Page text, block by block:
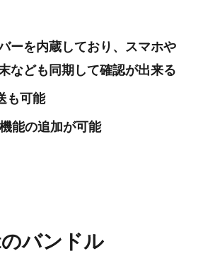
ーを内蔵しており、スマホや
なども同期して確認が出来る
も可能
能の追加が可能
バンドル